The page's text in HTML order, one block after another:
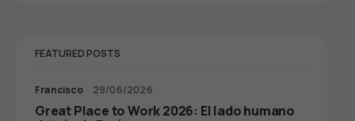
FEATURED POSTS
Francisco 29/06/2026
Great Place to Work 2026: El lado humano